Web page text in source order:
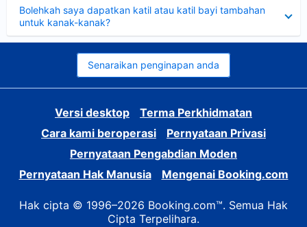
Bolehkah saya dapatkan katil atau katil bayi tambahan
untuk kanak-kanak?
Senaraikan penginapan anda
Versi desktop
Terma Perkhidmatan
Cara kami beroperasi
Pernyataan Privasi
Pernyataan Pengabdian Moden
Pernyataan Hak Manusia
Mengenai Booking.com
Hak cipta © 1996–2026 Booking.com™. Semua Hak
Cipta Terpelihara.